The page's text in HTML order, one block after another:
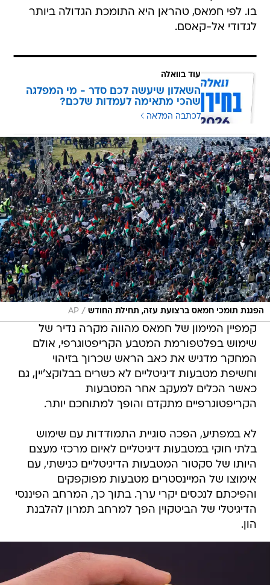
בו. לפי חמאס, טהראן היא התומכת הגדולה ביותר
לגדודי אל-קאסם.
עוד בוואלה
השאלון שיעשה לכם סדר - מי המפלגה
שהכי מתאימה לעמדות שלכם?
לכתבה המלאה
הפגנת תומכי חמאס ברצועת עזה, תחילת החודש /
AP
קמפיין המימון של חמאס מהווה מקרה נדיר של
שימוש בפלטפורמת המטבע הקריפטוגרפי, אולם
המחקר מדגיש את כאב הראש שכרוך בזיהוי
וחשיפת מטבעות דיגיטליים לא כשרים בבלוקצ'יין, גם
כאשר הכלים למעקב אחר המטבעות
הקריפטוגרפיים מתקדם והופך למתוחכם יותר.
לא במפתיע, הפכה סוגיית התמודדות עם שימוש
בלתי חוקי במטבעות דיגיטליים לאיום מרכזי מעצם
היותו של סקטור המטבעות הדיגיטליים כנישתי, עם
אימוצו של המיינסטרים מטבעות מפוקפקים
והפיכתם לנכסים יקרי ערך. בתוך כך, המרחב הפיננסי
הדיגיטלי של הביטקוין הפך למרחב תמרון להלבנת
הון.